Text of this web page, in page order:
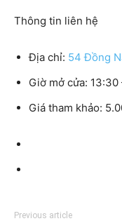
Thông tin liên hệ
Địa chỉ: 54 Đồng
Giờ mở cửa: 13:30
Giá tham khảo:
Previous article